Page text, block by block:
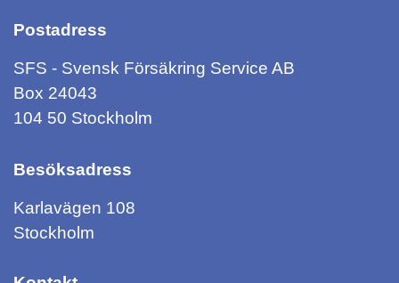
Postadress
SFS - Svensk Försäkring Service AB
Box 24043
104 50 Stockholm
Besöksadress
Karlavägen 108
Stockholm